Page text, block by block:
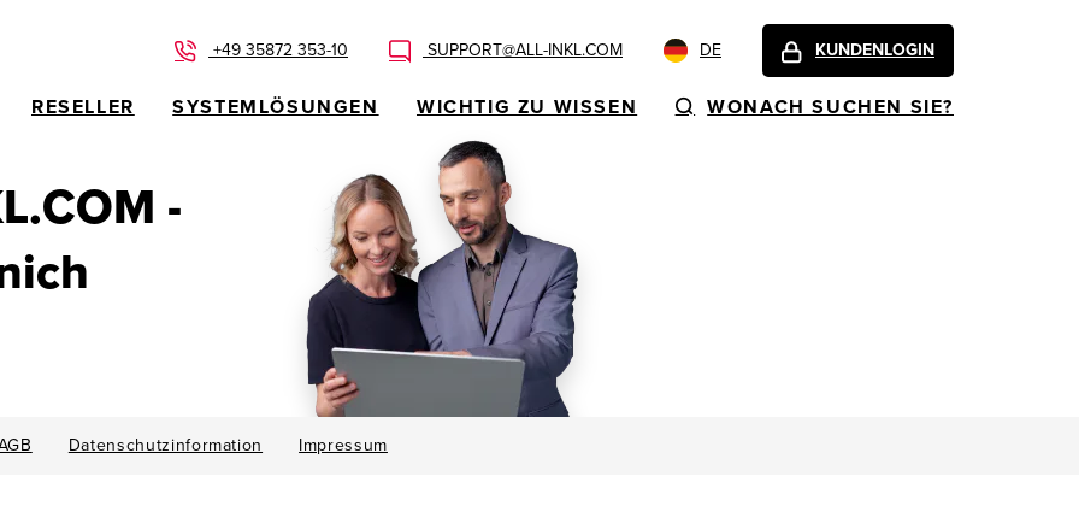
+49 35872 353-10 SUPPORT@ALL-INKL.COM DE KUNDENLOGIN
RESELLER SYSTEMLÖSUNGEN WICHTIG ZU WISSEN WONACH SUCHEN SIE?
-
Datenschutzinformation Impressum